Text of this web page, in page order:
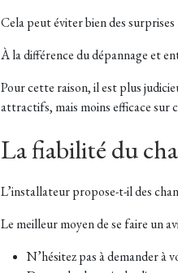
Cela peut éviter bien des
À la différence du dépannage et
Pour cette raison, il est plus
attractifs, mais moins efficace sur
La fiabilité du
L’installateur propose-t-il des
Le meilleur moyen de se faire un
N’hésitez pas à demander à